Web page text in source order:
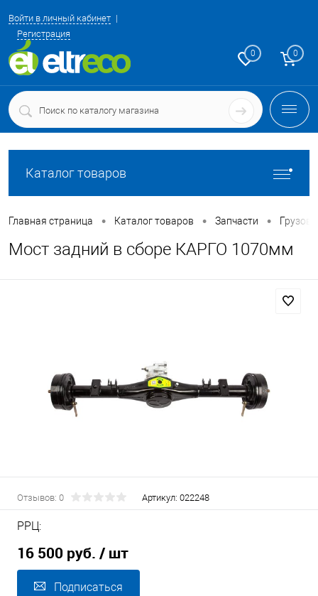
Войти в личный кабинет
Регистрация
0 0
Каталог товаров
Главная страница • Каталог товаров • Запчасти •
Мост задний в сборе КАРГО 1070мм
Отзывов: 0 Артикул: 022248
РРЦ:
16 500 руб. / шт
Подписаться